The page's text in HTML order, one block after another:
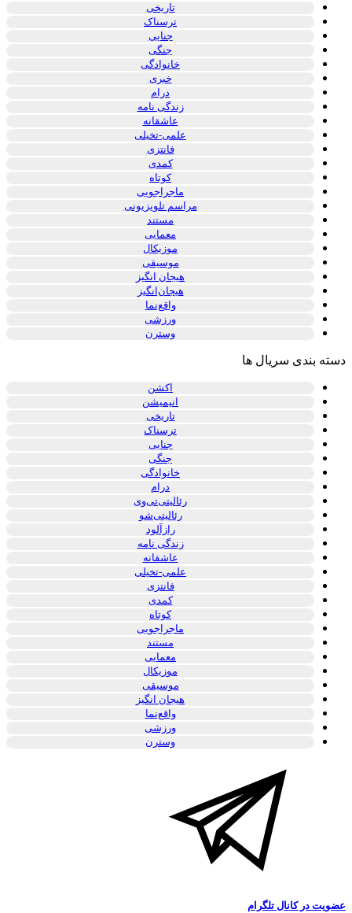
تاریخی
ترسناک
جنایی
جنگی
خانوادگی
خبری
درام
زندگی نامه
عاشقانه
علمی-تخیلی
فانتزی
کمدی
کوتاه
ماجراجویی
مراسم تلویزیونی
مستند
معمایی
موزیکال
موسیقی
هیجان انگیز
هیجان‌انگیز
واقع‌نما
ورزشی
وسترن
بندی سریال ها
اکشن
انیمیشن
تاریخی
ترسناک
جنایی
جنگی
خانوادگی
درام
رئالیتی‌تی‌وی
رئالیتی‌شو
رازآلود
زندگی نامه
عاشقانه
علمی-تخیلی
فانتزی
کمدی
کوتاه
ماجراجویی
مستند
معمایی
موزیکال
موسیقی
هیجان انگیز
واقع‌نما
ورزشی
وسترن
در کانال تلگرام